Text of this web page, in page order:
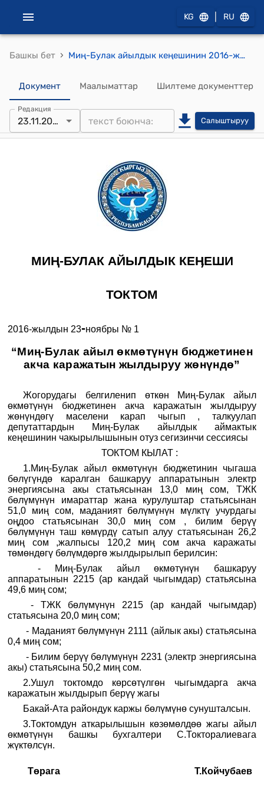
KG RU
Башкы бет › Миң-Булак айылдык кеңешинин 2016-жылдын 23-ноябрындагы № 1 “Миң-Булак айыл өкмөтүнүн бюджетинен акча каражатын жылдыруу жөнүндө”токтому
Документ Маалыматтар Шилтеме документтер
Редакция
23.11.2016 Салыштыруу